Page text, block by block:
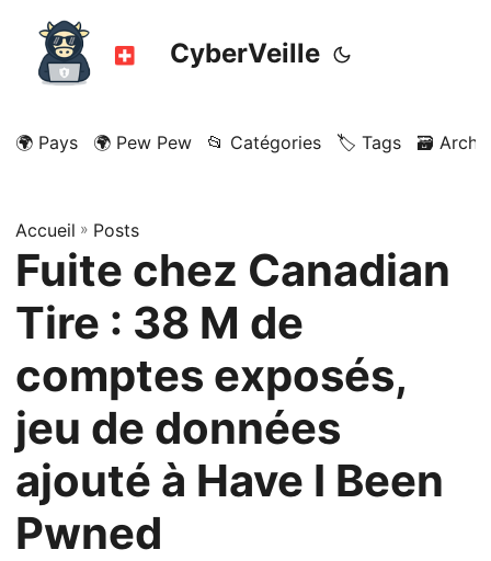
CyberVeille
🌍 Pays 🌍 Pew Pew 📂 Catégories 🏷️ Tags 🗃️
Accueil » Posts
Fuite chez Canadian
Tire : 38 M de
comptes exposés,
jeu de données
ajouté à Have I Been
Pwned